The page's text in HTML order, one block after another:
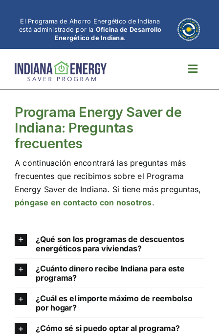
contenido
El Programa de Ahorro Energético de Indiana
está administrado por la Oficina de Desarrollo
Energético de Indiana.
Programa Energy Saver de
Indiana: Preguntas
frecuentes
A continuación encontrará las preguntas más
frecuentes que recibimos sobre el Programa
Energy Saver de Indiana. Si tiene más preguntas,
póngase en contacto con nosotros.
¿Qué son los programas de descuentos
energéticos para viviendas?
¿Cuánto dinero recibe Indiana para este
programa?
¿Cuál es el importe máximo de reembolso
por hogar?
¿Cómo sé si puedo optar al programa?